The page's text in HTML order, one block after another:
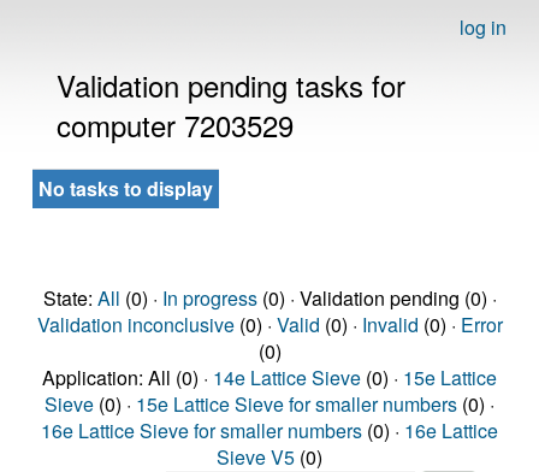
log in
Validation pending tasks for
computer 7203529
No tasks to display
State: All (0) · In progress(0) · Validation pending (0) ·
Validation inconclusive(0) · Valid (0) · Invalid (0) · Error
(0)
Application: All (0) · 14e Lattice Sieve (0) · 15e Lattice
Sieve (0) · 15e Lattice Sieve for smaller numbers (0) ·
16e Lattice Sieve for smaller numbers (0) · 16e Lattice
Sieve V5 (0)